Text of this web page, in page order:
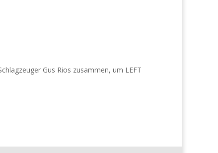
Gus Rios zusammen, um LEFT